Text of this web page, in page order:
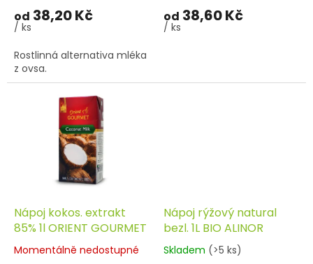
od 38,20 Kč
/ ks
Rostlinná alternativa mléka
z ovsa.
od 38,60 Kč
/ ks
Nápoj kokos. extrakt
85% 1l ORIENT GOURMET
Momentálně nedostupné
Nápoj rýžový natural
bezl. 1L BIO ALINOR
Skladem (>5 ks)